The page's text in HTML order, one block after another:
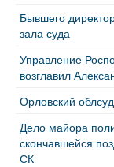
Бывшего
зала суда
Управление
возглавил
Орловский
Дело майора
скончавшейся
СК